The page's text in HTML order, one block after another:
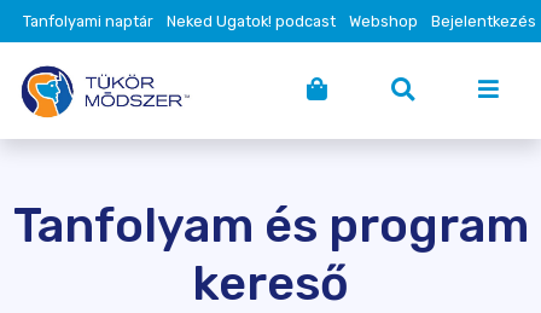
Tanfolyami naptár Neked Ugatok! podcast Webshop Bejelentkezés
Tanfolyam és program
kereső